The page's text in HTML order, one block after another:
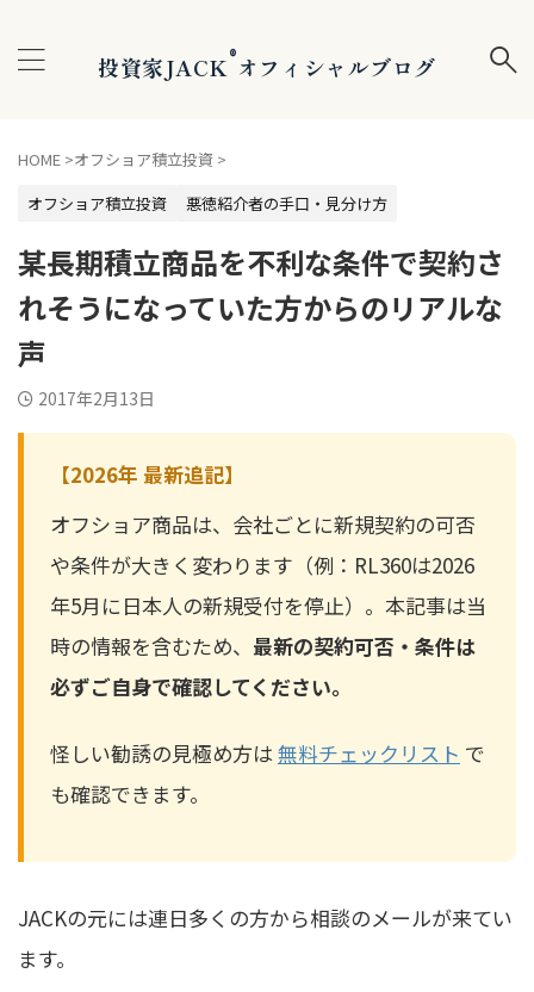
投資家JACK®オフィシャルブログ
HOME >オフショア積立投資 >
オフショア積立投資
悪徳紹介者の手口・見分け方
某長期積立商品を不利な条件で契約さ
れそうになっていた方からのリアルな
声
2017年2月13日
【2026年 最新追記】
オフショア商品は、会社ごとに新規契約の可否
や条件が大きく変わります（例：RL360は2026
年5月に日本人の新規受付を停止）。本記事は当
時の情報を含むため、 最新の契約可否・条件は
必ずご自身で確認してください。
怪しい勧誘の見極め方は無料チェックリスト で
も確認できます。
JACKの元には連日多くの方から相談のメールが来てい
ます。